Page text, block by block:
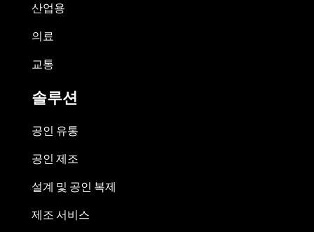
산업용
의료
교통
솔루션
공인 유통
공인 제조
설계 및 공인 복제
제조 서비스